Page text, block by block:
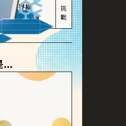
設立界線
烈情感依賴
挑
戰
...